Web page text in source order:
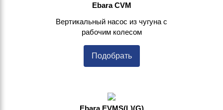
Ebara CVM
Вертикальный насос из чугуна с
рабочим колесом
Подобрать
Ebara EVMS(L)(G)